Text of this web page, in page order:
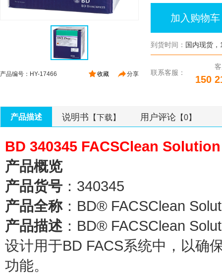
分享
收藏
产品编号：HY-17466
加入购物车
到货时间： 国内现货
联系客服：
150
产品描述 说明书 【下载】 用户评论 【0】
BD 340345 FACSClean
产品概览
产品货号 ：340345
产品全称：BD® FACSClean
产品描述 ：BD® FACSClean
设计用于BD FACS系统中，以确
功能。